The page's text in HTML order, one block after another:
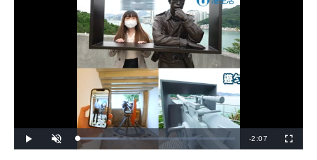
l
n
L
o
R
-2:07
u